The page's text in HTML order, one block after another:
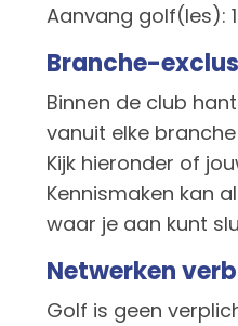
Aanvang golf(les):
Branche-
Binnen de club
vanuit elke
Kijk hieronder of
Kennismaken kan
waar je aan kunt
Netwerken
Golf is geen